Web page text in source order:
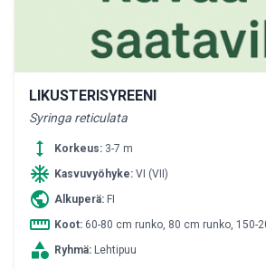
LIKUSTERISYREENI
Syringa reticulata
height Korkeus: 3-7 m
ac_unit Kasvuvyöhyke: VI (VII)
public Alkuperä: FI
straighten Koot: 60-80 cm runko, 80 cm runko, 150-
category Ryhmä: Lehtipuu